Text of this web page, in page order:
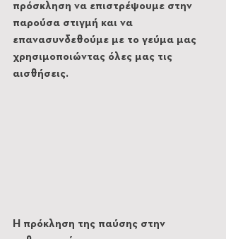
πρόσκληση να επιστρέψουμε στην
παρούσα στιγμή και να
επανασυνδεθούμε με το γεύμα μας
χρησιμοποιώντας όλες μας τις
αισθήσεις.
Η πρόκληση της παύσης στην